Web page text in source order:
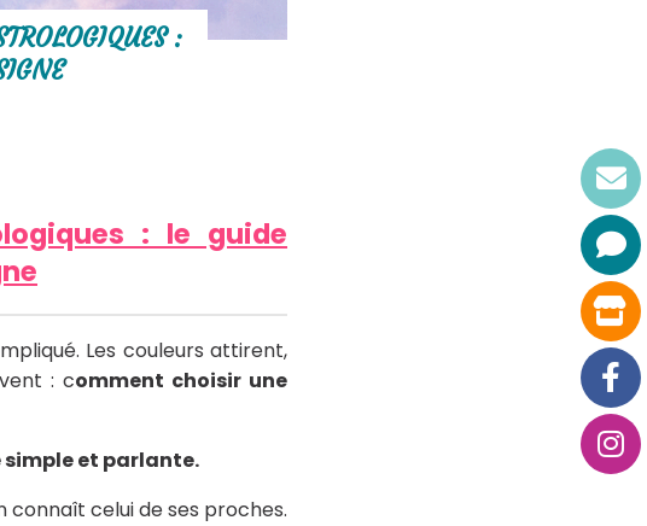
:
: le guide
Les couleurs attirent,
: comment choisir une
et parlante.
connaît celui de ses proches.